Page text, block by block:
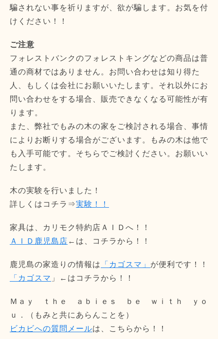
騙されない事を祈りますが、欲が騙します。お気を付
けください！！
ご注意
フォレストバンクのフォレストキングなどの商品は普
通の商材ではありません。お問い合わせは知り得た
人、もしくは会社にお願いいたします。それ以外にお
問い合わせをする場合、販売できなくなる可能性が有
ります。
また、弊社でもみの木の家をご検討される場合、事情
によりお断りする場合がございます。もみの木は他で
も入手可能です。そちらでご検討ください。お願いい
たします。
木の実験を行いました！
詳しくはコチラ⇒実験！！
家具は、カリモク特約店ＡＩＤへ！！
ＡＩＤ鹿児島店 ←は、コチラから！！
鹿児島の家造りの情報は 「カゴスマ」 が便利です！！
「カゴスマ 」←はコチラから！！
Ｍａｙ ｔｈｅ ａｂｉｅｓ ｂｅ ｗｉｔｈ ｙｏ
ｕ．（もみと共にあらんことを）
ビカビへの質問メールは、こちらから！！